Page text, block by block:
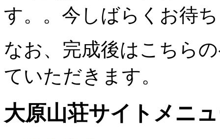
す。。今しばらくお待
なお、完成後はこちら
ていただきます。
大原山荘サイトメニ